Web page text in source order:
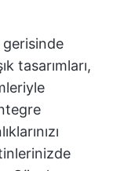
gerisinde
tasarımları,